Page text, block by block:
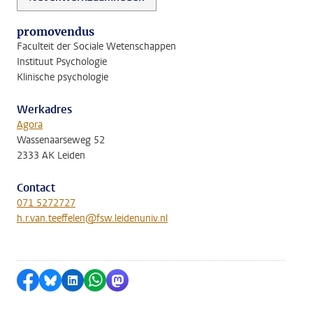
promovendus
Faculteit der Sociale Wetenschappen
Instituut Psychologie
Klinische psychologie
Werkadres
Agora
Wassenaarseweg 52
2333 AK Leiden
Contact
071 5272727
h.r.van.teeffelen@fsw.leidenuniv.nl
Delen op Facebook
Delen via Bluesky
Delen op LinkedIn
Delen via WhatsApp
Delen via Mastodon